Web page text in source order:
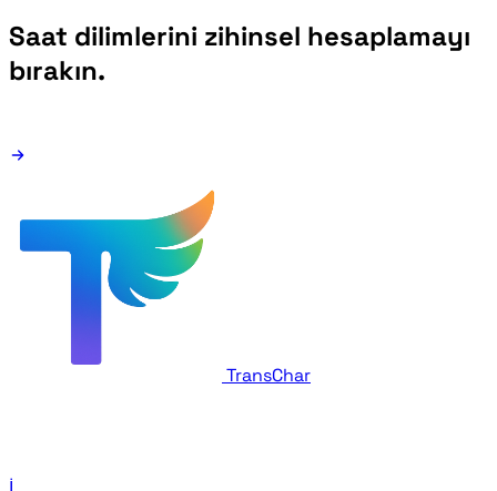
Saat dilimlerini zihinsel hesaplamayı
bırakın.
TransChar